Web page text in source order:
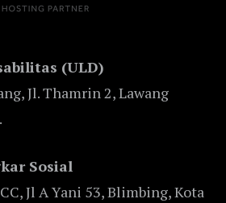
(ULD)
Jl. Thamrin 2, Lawang
Sosial
Jl A Yani 53, Blimbing, Kota